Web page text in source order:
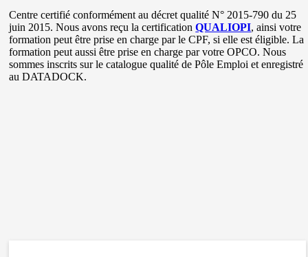
Centre certifié conformément au décret qualité N° 2015-790 du 25
juin 2015. Nous avons reçu la certificationQUALIOPI, ainsi votre
formation peut être prise en charge par le CPF, si elle est éligible. La
formation peut aussi être prise en charge par votre OPCO. Nous
sommes inscrits sur le catalogue qualité de Pôle Emploi et enregistré
au DATADOCK.